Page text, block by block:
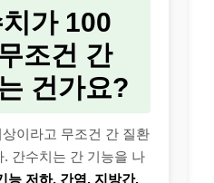
가 100
조건 간
건가요?
이라고 무조건 간 질환
간수치는 간 기능을 나
능 저하, 간염, 지방간,